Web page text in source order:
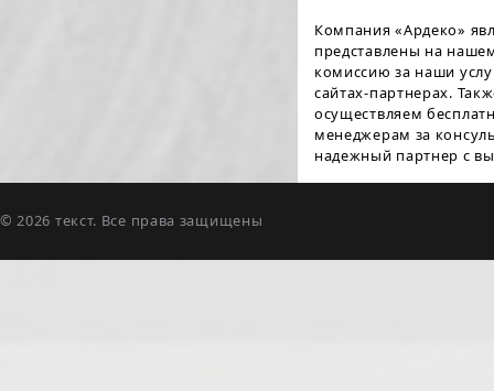
Компания «Ардеко»
представлены на
комиссию за наши
сайтах-партнерах.
осуществляем
менеджерам за
надежный партнер с
© 2026 текст. Все права защищены